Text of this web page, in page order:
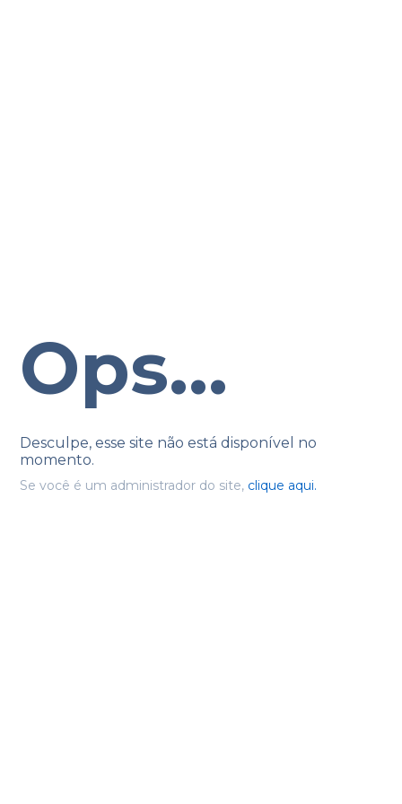
Ops...
Desculpe, esse site não está disponível no
momento.
Se você é um administrador do site, clique aqui.